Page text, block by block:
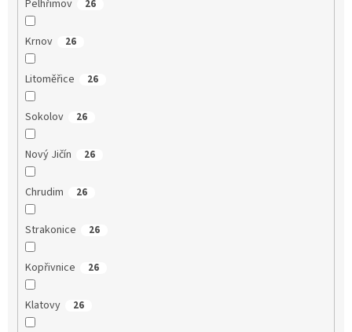
Pelhřimov 26
Krnov 26
Litoměřice 26
Sokolov 26
Nový Jičín 26
Chrudim 26
Strakonice 26
Kopřivnice 26
Klatovy 26